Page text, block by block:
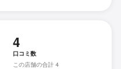
4
口コミ数
この店舗の合計 4